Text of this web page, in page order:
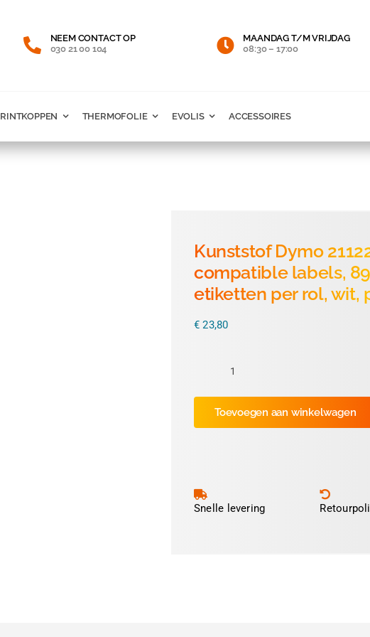
NEEM CONTACT OP
030 21 00 104
MAANDAG T/M VRIJDAG
08:30 – 17:00
THERMOFOLIE EVOLIS ACCESSOIRES
Kunststof Dymo
compatible labels,
etiketten per rol, wit,
€ 23,80
Kunststof
Dymo
2112285
/
Toevoegen aan winkelwagen
Snelle levering